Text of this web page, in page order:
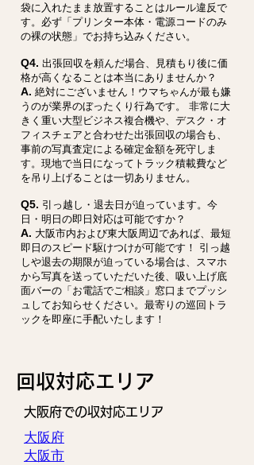
袋に入れたまま放置することはルール違反で
す。必ず「プリンター本体・電源コードのみ
の裸の状態」でお持ち込みください。
Q4. 出張回収を頼んだ場合、見積もり後に価
格が高くなることは本当にありませんか？
A. 絶対にございません！ウマちゃんが最も嫌
うのが業界のぼったくり行為です。 非常に大
きく重い大型ビジネス複合機や、デスク・オ
フィスチェアと合わせた出張回収の場合も、
事前の写真査定による確定金額を死守しま
す。現地で当日になってトラック積載費など
を吊り上げることは一切ありません。
Q5. 引っ越し・退去日が迫っています。今
日・明日の即日対応は可能ですか？
A. 大阪市内および東大阪周辺であれば、最短
即日のスピード駆けつけが可能です！ 引っ越
しや退去の期限が迫っている場合は、スマホ
から写真を送っていただいた後、吸い上げ底
面バーの「お電話でご相談」窓口までプッシ
ュしてお知らせください。最寄りの巡回トラ
ックを即座に手配いたします！
​回収対応エリア
大阪府での収対応エリア
大阪府
大阪市